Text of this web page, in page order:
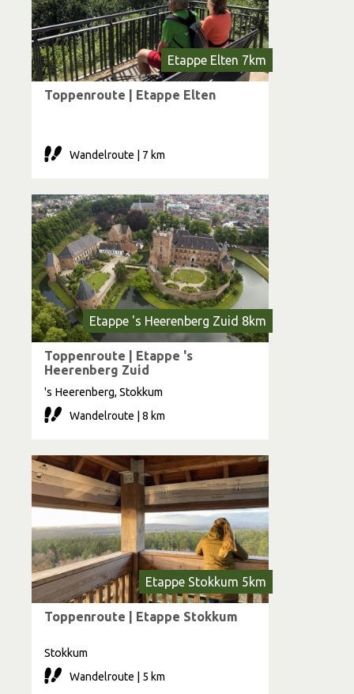
Etappe Elten 7km
Toppenroute | Etappe Elten
Wandelroute | 7 km
Etappe 's Heerenberg Zuid 8km
Toppenroute | Etappe 's
Heerenberg Zuid
's Heerenberg, Stokkum
Wandelroute | 8 km
Etappe Stokkum 5km
Toppenroute | Etappe Stokkum
Stokkum
Wandelroute | 5 km